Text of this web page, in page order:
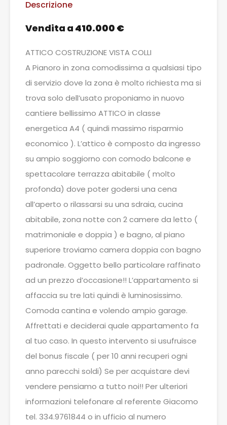
Descrizione
Vendita a 410.000 €
ATTICO COSTRUZIONE VISTA COLLI
A Pianoro in zona comodissima a qualsiasi tipo
di servizio dove la zona è molto richiesta ma si
trova solo dell’usato proponiamo in nuovo
cantiere bellissimo ATTICO in classe
energetica A4 ( quindi massimo risparmio
economico ). L’attico è composto da ingresso
su ampio soggiorno con comodo balcone e
spettacolare terrazza abitabile ( molto
profonda) dove poter godersi una cena
all’aperto o rilassarsi su una sdraia, cucina
abitabile, zona notte con 2 camere da letto (
matrimoniale e doppia ) e bagno, al piano
superiore troviamo camera doppia con bagno
padronale. Oggetto bello particolare raffinato
ad un prezzo d’occasione!! L’appartamento si
affaccia su tre lati quindi è luminosissimo.
Comoda cantina e volendo ampio garage.
Affrettati e deciderai quale appartamento fa
al tuo caso. In questo intervento si usufruisce
del bonus fiscale ( per 10 anni recuperi ogni
anno parecchi soldi) Se per acquistare devi
vendere pensiamo a tutto noi!! Per ulteriori
informazioni telefonare al referente Giacomo
tel. 334.9761844 o in ufficio al numero